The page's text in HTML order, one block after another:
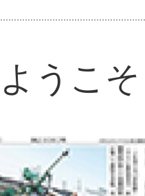
うこ